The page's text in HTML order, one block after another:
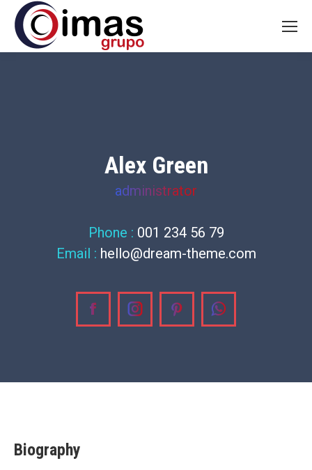
Alex Green
administrator
Phone : 001 234 56 79
Email : hello@dream-theme.com
FacebookInstagramPinterestWhatsapp
Biography